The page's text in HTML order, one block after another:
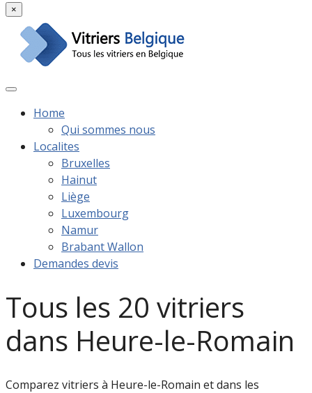
×
Home
Qui sommes nous
Localites
Bruxelles
Hainut
Liège
Luxembourg
Namur
Brabant Wallon
Demandes devis
Tous les 20 vitriers
dans Heure-le-Romain
Comparez vitriers à Heure-le-Romain et dans les